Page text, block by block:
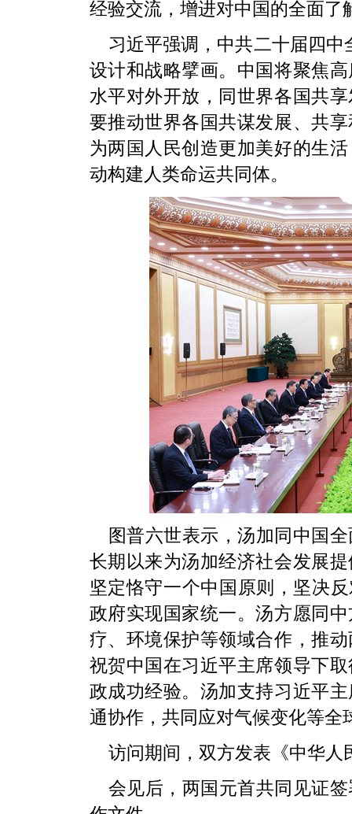
经验交流，增进对中国的全面了
习近平强调，中共二十届四
设计和战略擘画。中国将聚焦
水平对外开放，同世界各国共
要推动世界各国共谋发展、共
为两国人民创造更加美好的生
动构建人类命运共同体。
图普六世表示，汤加同中国
长期以来为汤加经济社会发展
坚定恪守一个中国原则，坚决
政府实现国家统一。汤方愿同
疗、环境保护等领域合作，推
祝贺中国在习近平主席领导下
政成功经验。汤加支持习近平
通协作，共同应对气候变化等全
访问期间，双方发表《中华
会见后，两国元首共同见证